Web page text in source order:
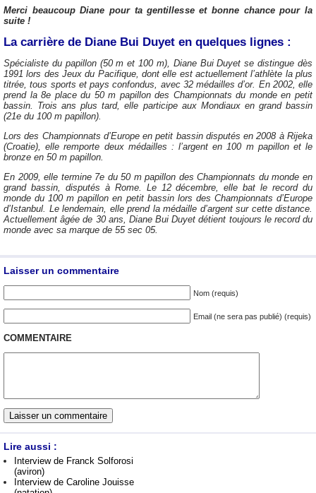
Merci beaucoup Diane pour ta gentillesse et bonne chance pour la
suite !
La carrière de Diane Bui Duyet en quelques lignes :
Spécialiste du papillon (50 m et 100 m), Diane Bui Duyet se distingue dès
1991 lors des Jeux du Pacifique, dont elle est actuellement l’athlète la plus
titrée, tous sports et pays confondus, avec 32 médailles d’or. En 2002, elle
prend la 8e place du 50 m papillon des Championnats du monde en petit
bassin. Trois ans plus tard, elle participe aux Mondiaux en grand bassin
(21e du 100 m papillon).
Lors des Championnats d’Europe en petit bassin disputés en 2008 à Rijeka
(Croatie), elle remporte deux médailles : l’argent en 100 m papillon et le
bronze en 50 m papillon.
En 2009, elle termine 7e du 50 m papillon des Championnats du monde en
grand bassin, disputés à Rome. Le 12 décembre, elle bat le record du
monde du 100 m papillon en petit bassin lors des Championnats d’Europe
d’Istanbul. Le lendemain, elle prend la médaille d’argent sur cette distance.
Actuellement âgée de 30 ans, Diane Bui Duyet détient toujours le record du
monde avec sa marque de 55 sec 05.
Laisser un commentaire
Nom (requis)
Email (ne sera pas publié) (requis)
COMMENTAIRE
Lire aussi :
Interview de Franck Solforosi
(aviron)
Interview de Caroline Jouisse